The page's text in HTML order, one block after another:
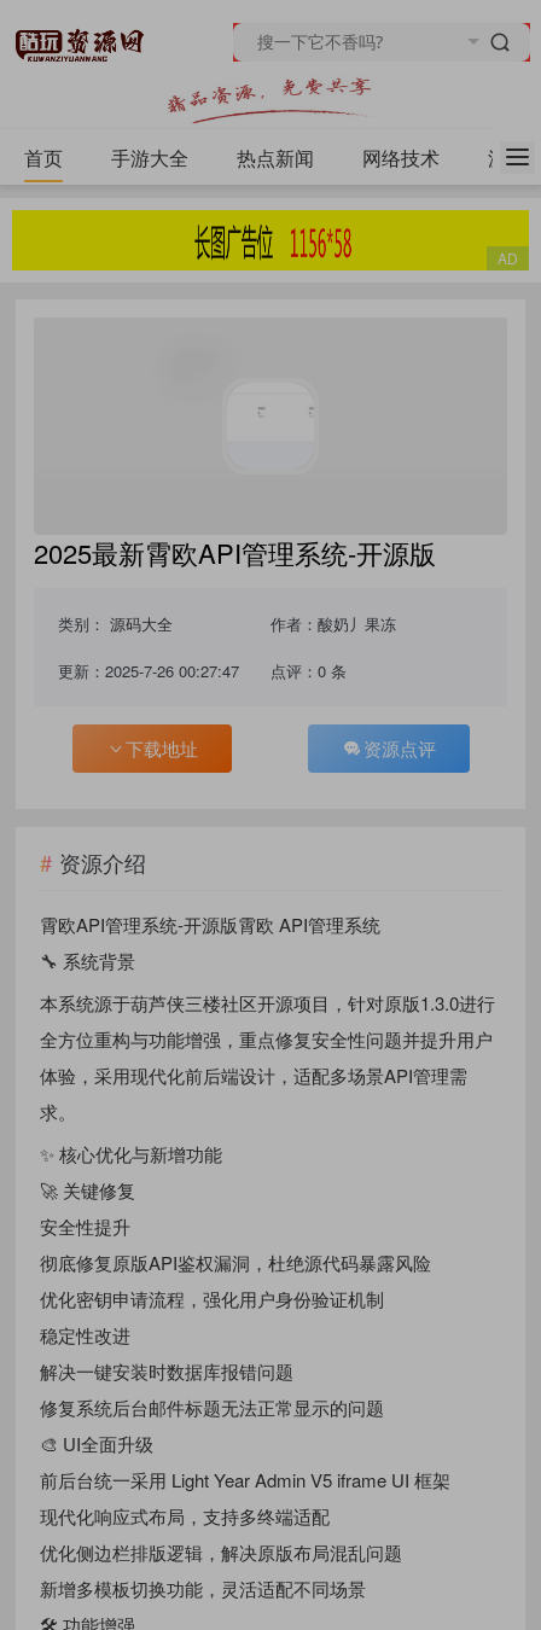
首页 手游大全 热点新闻 网络技术 源码
2025最新霄欧API管理系统-开源版
类别：源码大全 作者：酸奶丿果冻
更新：2025-7-26 00:27:47 点评：0 条
下载地址 资源点评
资源介绍
霄欧API管理系统-开源版霄欧 API管理系统
🔧 系统背景
本系统源于葫芦侠三楼社区开源项目，针对原版1.3.0进行
全方位重构与功能增强，重点修复安全性问题并提升用户
体验，采用现代化前后端设计，适配多场景API管理需
求。
✨ 核心优化与新增功能
🚀 关键修复
安全性提升
彻底修复原版API鉴权漏洞，杜绝源代码暴露风险
优化密钥申请流程，强化用户身份验证机制
稳定性改进
解决一键安装时数据库报错问题
修复系统后台邮件标题无法正常显示的问题
🎨 UI全面升级
前后台统一采用 Light Year Admin V5 iframe UI 框架
现代化响应式布局，支持多终端适配
优化侧边栏排版逻辑，解决原版布局混乱问题
新增多模板切换功能，灵活适配不同场景
🛠️ 功能增强